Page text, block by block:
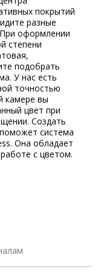
покрытий
разные
оформлении
степени
подобрать
У нас есть
точностью
камере вы
цвет при
Создать
система
Она обладает
с цветом.